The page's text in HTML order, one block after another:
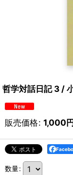
哲学対話日記 3 /
販売価格: 1,000
数量: